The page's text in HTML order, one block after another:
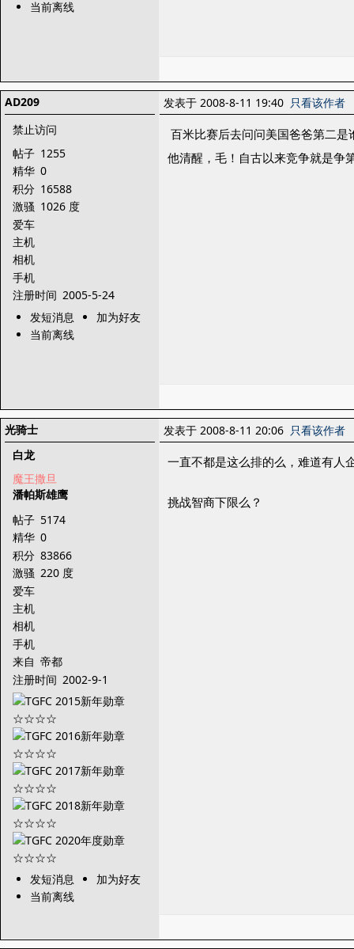
当前离线
AD209
禁止访问
帖子 1255
精华 0
积分 16588
激骚 1026 度
爱车
主机
相机
手机
注册时间 2005-5-24
发短消息
加为好友
当前离线
发表于 2008-8-11 19:40 只看该作者
百米比赛后去问问美国爸爸第二
他清醒，毛！自古以来竞争就是争
光骑士
白龙
魔王撒旦
潘帕斯雄鹰
帖子 5174
精华 0
积分 83866
激骚 220 度
爱车
主机
相机
手机
来自 帝都
注册时间 2002-9-1
发短消息
加为好友
当前离线
发表于 2008-8-11 20:06 只看该作者
一直不都是这么排的么，难道有人
挑战智商下限么？